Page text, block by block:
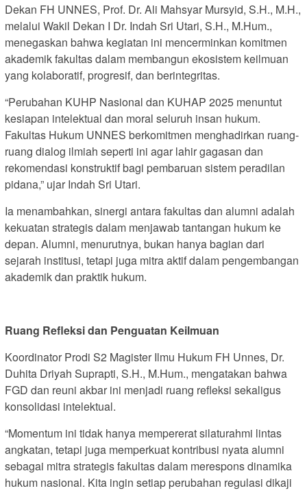
Dekan FH UNNES, Prof. Dr. Ali Mahsyar Mursyid, S.H., M.H.,
melalui Wakil Dekan I Dr. Indah Sri Utari, S.H., M.Hum.,
menegaskan bahwa kegiatan ini mencerminkan komitmen
akademik fakultas dalam membangun ekosistem keilmuan
yang kolaboratif, progresif, dan berintegritas.
“Perubahan KUHP Nasional dan KUHAP 2025 menuntut
kesiapan intelektual dan moral seluruh insan hukum.
Fakultas Hukum UNNES berkomitmen menghadirkan ruang-
ruang dialog ilmiah seperti ini agar lahir gagasan dan
rekomendasi konstruktif bagi pembaruan sistem peradilan
pidana,” ujar Indah Sri Utari.
Ia menambahkan, sinergi antara fakultas dan alumni adalah
kekuatan strategis dalam menjawab tantangan hukum ke
depan. Alumni, menurutnya, bukan hanya bagian dari
sejarah institusi, tetapi juga mitra aktif dalam pengembangan
akademik dan praktik hukum.
Ruang Refleksi dan Penguatan Keilmuan
Koordinator Prodi S2 Magister Ilmu Hukum FH Unnes, Dr.
Duhita Driyah Suprapti, S.H., M.Hum., mengatakan bahwa
FGD dan reuni akbar ini menjadi ruang refleksi sekaligus
konsolidasi intelektual.
“Momentum ini tidak hanya mempererat silaturahmi lintas
angkatan, tetapi juga memperkuat kontribusi nyata alumni
sebagai mitra strategis fakultas dalam merespons dinamika
hukum nasional. Kita ingin setiap perubahan regulasi dikaji